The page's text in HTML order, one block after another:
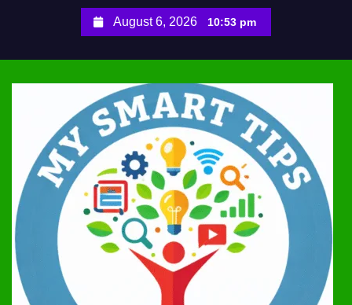
August 6, 2026 10:53 pm